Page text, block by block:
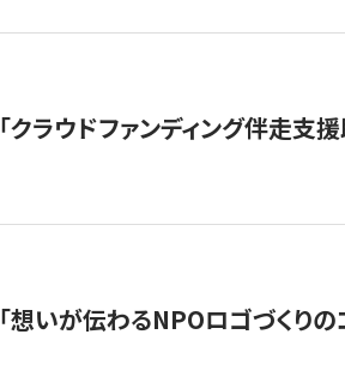
「クラウドファンディング伴走支
「想いが伝わるNPOロゴづくりの